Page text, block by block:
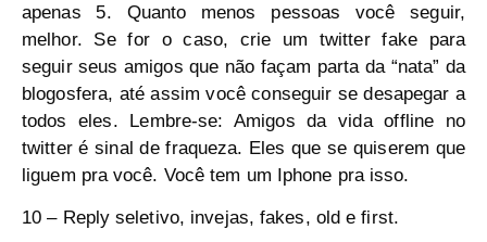
apenas 5. Quanto menos pessoas você seguir,
melhor. Se for o caso, crie um twitter fake para
seguir seus amigos que não façam parta da “nata” da
blogosfera, até assim você conseguir se desapegar a
todos eles. Lembre-se: Amigos da vida offline no
twitter é sinal de fraqueza. Eles que se quiserem que
liguem pra você. Você tem um Iphone pra isso.
10 – Reply seletivo, invejas, fakes, old e first.